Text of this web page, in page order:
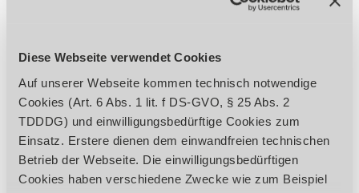
Diese Webseite verwendet Cookies
Auf unserer Webseite kommen technisch notwendige
Cookies (Art. 6 Abs. 1 lit. f DS-GVO, § 25 Abs. 2
TDDDG) und einwilligungsbedürftige Cookies zum
Einsatz. Erstere dienen dem einwandfreien technischen
Betrieb der Webseite. Die einwilligungsbedürftigen
Cookies haben verschiedene Zwecke wie zum Beispiel
Variationen
Allgemein
Preis
Bezeichnung
Art.-Nr. VPE
Allgemein
Preis
Bezeichnung Art.-Nr. VPE EUR
für 1,75 mm Filament 3562302 1 Preis
für 2,85 mm Filament 3562308 1 Preis
Bezeichnung
Art.-Nr.
für 1,75 mm Filament
3562302
für 2,85 mm Filament 3562308